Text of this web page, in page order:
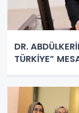
DR.
TÜRKİYE”